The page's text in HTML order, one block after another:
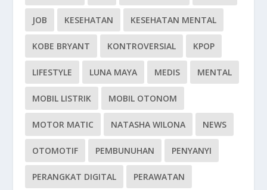
JOB KESEHATAN KESEHATAN MENTAL
KOBE BRYANT KONTROVERSIAL KPOP
LIFESTYLE LUNA MAYA MEDIS MENTAL
MOBIL LISTRIK MOBIL OTONOM
MOTOR MATIC NATASHA WILONA NEWS
OTOMOTIF PEMBUNUHAN PENYANYI
PERANGKAT DIGITAL PERAWATAN